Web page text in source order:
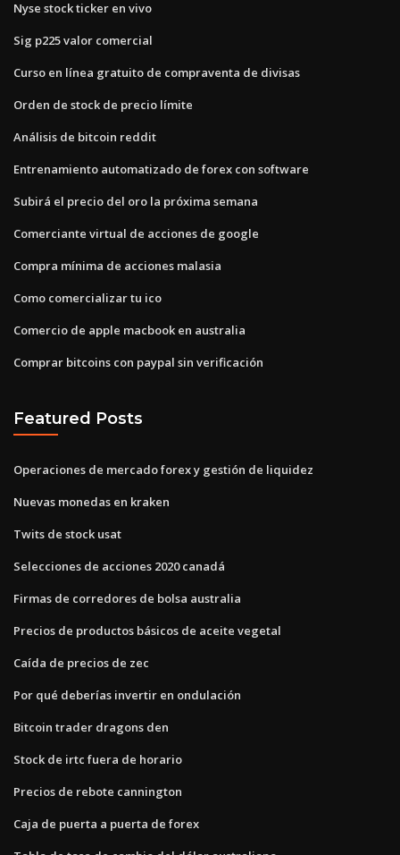
Nyse stock ticker en vivo
Sig p225 valor comercial
Curso en línea gratuito de compraventa de divisas
Orden de stock de precio límite
Análisis de bitcoin reddit
Entrenamiento automatizado de forex con software
Subirá el precio del oro la próxima semana
Comerciante virtual de acciones de google
Compra mínima de acciones malasia
Como comercializar tu ico
Comercio de apple macbook en australia
Comprar bitcoins con paypal sin verificación
Featured Posts
Operaciones de mercado forex y gestión de liquidez
Nuevas monedas en kraken
Twits de stock usat
Selecciones de acciones 2020 canadá
Firmas de corredores de bolsa australia
Precios de productos básicos de aceite vegetal
Caída de precios de zec
Por qué deberías invertir en ondulación
Bitcoin trader dragons den
Stock de irtc fuera de horario
Precios de rebote cannington
Caja de puerta a puerta de forex